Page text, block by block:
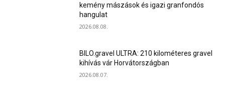
kemény mászások és igazi granfondós
hangulat
2026.08.08.
BILO.gravel ULTRA: 210 kilométeres gravel
kihívás vár Horvátországban
2026.08.07.